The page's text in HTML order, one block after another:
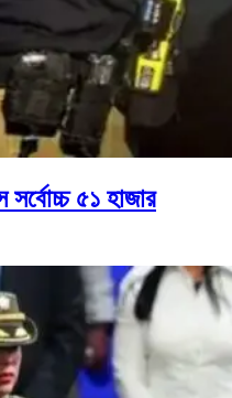
সর্বোচ্চ ৫১ হাজার